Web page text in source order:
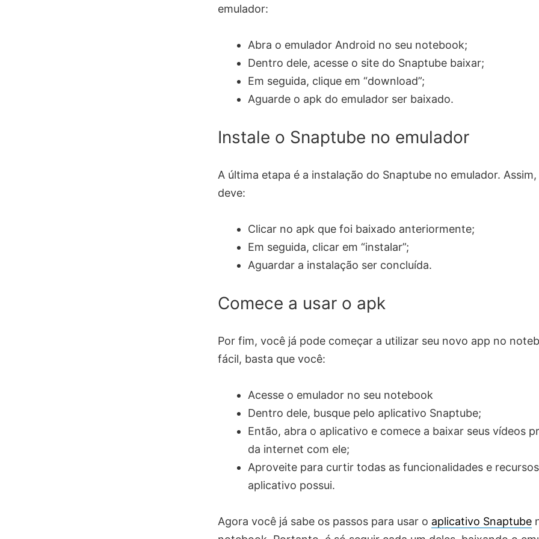
emulador:
Abra o emulador Android no seu notebook;
Dentro dele, acesse o site do Snaptube baixar;
Em seguida, clique em “download”;
Aguarde o apk do emulador ser baixado.
Instale o Snaptube no emulador
A última etapa é a instalação do Snaptube no emulador.
deve:
Clicar no apk que foi baixado anteriormente;
Em seguida, clicar em “instalar”;
Aguardar a instalação ser concluída.
Comece a usar o apk
Por fim, você já pode começar a utilizar seu novo app no
fácil, basta que você:
Acesse o emulador no seu notebook
Dentro dele, busque pelo aplicativo Snaptube;
Então, abra o aplicativo e comece a baixar seus vídeos
da internet com ele;
Aproveite para curtir todas as funcionalidades e
aplicativo possui.
Agora você já sabe os passos para usar o aplicativo Snaptube